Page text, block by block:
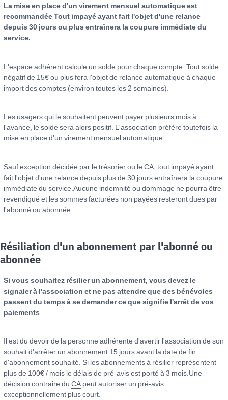
La mise en place d'un virement mensuel automatique est
recommandée Tout impayé ayant fait l'objet d'une relance
depuis 30 jours ou plus entraînera la coupure immédiate du
service.
L'espace adhérent calcule un solde pour chaque compte. Tout solde
négatif de 15€ ou plus fera l'objet de relance automatique à chaque
import des comptes (environ toutes les 2 semaines).
Les usagers qui le souhaitent peuvent payer plusieurs mois à
l'avance, le solde sera alors positif. L'association préfère toutefois la
mise en place d'un virement mensuel automatique.
Sauf exception décidée par le trésorier ou le CA, tout impayé ayant
fait l'objet d'une relance depuis plus de 30 jours entraînera la coupure
immédiate du service.Aucune indemnité ou dommage ne pourra être
revendiqué et les sommes facturées non payées resteront dues par
l'abonné ou abonnée.
Résiliation d'un abonnement par l'abonné ou
abonnée
Si vous souhaitez résilier un abonnement, vous devez le
signaler à l'association et ne pas attendre que des bénévoles
passent du temps à se demander ce que signifie l'arrêt de vos
paiements
Il est du devoir de la personne adhérente d'avertir l'association de son
souhait d’arrêter un abonnement 15 jours avant la date de fin
d'abonnement souhaité. Si les abonnements à résilier représentent
plus de 100€ / mois le délais de pré-avis est porté à 3 mois.Une
décision contraire du CA peut autoriser un pré-avis
exceptionnellement plus court.